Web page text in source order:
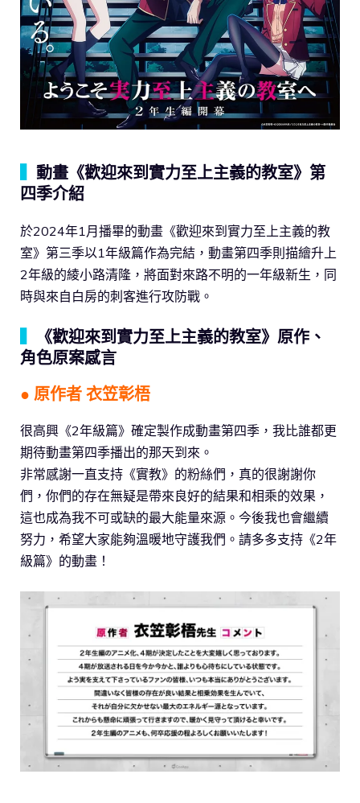
動畫《歡迎來到實力至上主義的教室》第
四季介紹
於2024年1月播畢的動畫《歡迎來到實力至上主義的教
室》第三季以1年級篇作為完結，動畫第四季則描繪升上
2年級的綾小路清隆，將面對來路不明的一年級新生，同
時與來自白房的刺客進行攻防戰。
《歡迎來到實力至上主義的教室》原作、
角色原案感言
● 原作者 衣笠彰梧
很高興《2年級篇》確定製作成動畫第四季，我比誰都更
期待動畫第四季播出的那天到來。
非常感謝一直支持《實教》的粉絲們，真的很謝謝你
們，你們的存在無疑是帶來良好的結果和相乘的效果，
這也成為我不可或缺的最大能量來源。今後我也會繼續
努力，希望大家能夠溫暖地守護我們。請多多支持《2年
級篇》的動畫！